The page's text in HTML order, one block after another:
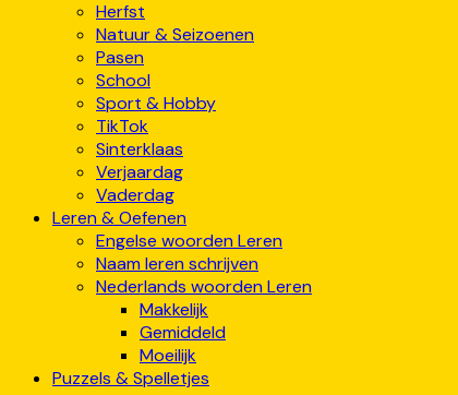
Herfst
Natuur & Seizoenen
Pasen
School
Sport & Hobby
TikTok
Sinterklaas
Verjaardag
Vaderdag
Leren & Oefenen
Engelse woorden Leren
Naam leren schrijven
Nederlands woorden Leren
Makkelijk
Gemiddeld
Moeilijk
Puzzels & Spelletjes